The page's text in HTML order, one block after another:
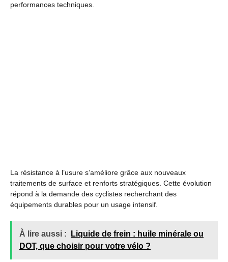
performances techniques.
La résistance à l’usure s’améliore grâce aux nouveaux
traitements de surface et renforts stratégiques. Cette évolution
répond à la demande des cyclistes recherchant des
équipements durables pour un usage intensif.
À lire aussi :
Liquide de frein : huile minérale ou
DOT, que choisir pour votre vélo ?